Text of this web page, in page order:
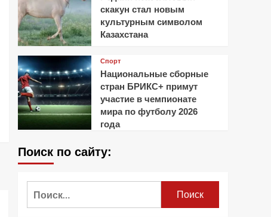
скакун стал новым
культурным символом
Казахстана
Спорт
Национальные сборные
стран БРИКС+ примут
участие в чемпионате
мира по футболу 2026
года
Поиск по сайту: